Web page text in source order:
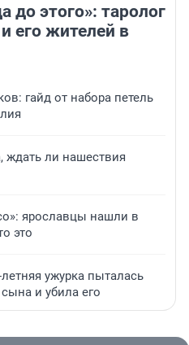
до этого»: таролог
его жителей в
гайд от набора петель
ждать ли нашествия
ярославцы нашли в
это
ужурка пыталась
и убила его